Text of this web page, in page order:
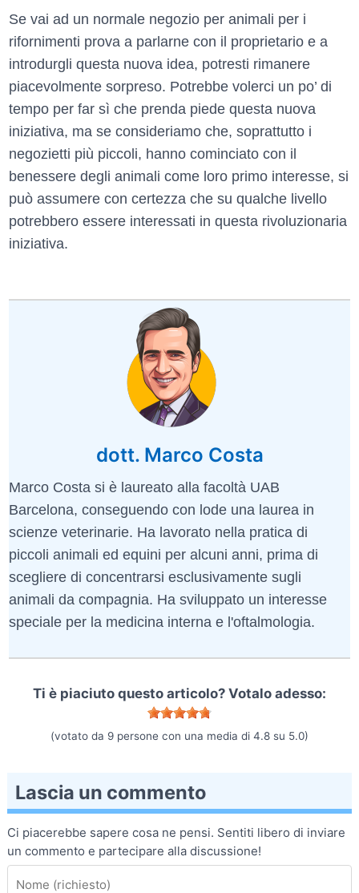
Se vai ad un normale negozio per animali per i
rifornimenti prova a parlarne con il proprietario e a
introdurgli questa nuova idea, potresti rimanere
piacevolmente sorpreso. Potrebbe volerci un po’ di
tempo per far sì che prenda piede questa nuova
iniziativa, ma se consideriamo che, soprattutto i
negozietti più piccoli, hanno cominciato con il
benessere degli animali come loro primo interesse, si
può assumere con certezza che su qualche livello
potrebbero essere interessati in questa rivoluzionaria
iniziativa.
dott. Marco Costa
Marco Costa si è laureato alla facoltà UAB
Barcelona, conseguendo con lode una laurea in
scienze veterinarie. Ha lavorato nella pratica di
piccoli animali ed equini per alcuni anni, prima di
scegliere di concentrarsi esclusivamente sugli
animali da compagnia. Ha sviluppato un interesse
speciale per la medicina interna e l'oftalmologia.
Ti è piaciuto questo articolo? Votalo adesso:
(votato da 9 persone con una media di 4.8 su 5.0)
Lascia un commento
Ci piacerebbe sapere cosa ne pensi. Sentiti libero di inviare
un commento e partecipare alla discussione!